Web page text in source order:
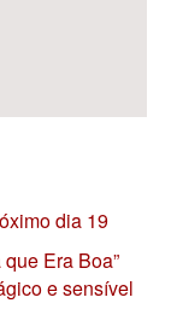
dia 19
Era Boa”
e sensível